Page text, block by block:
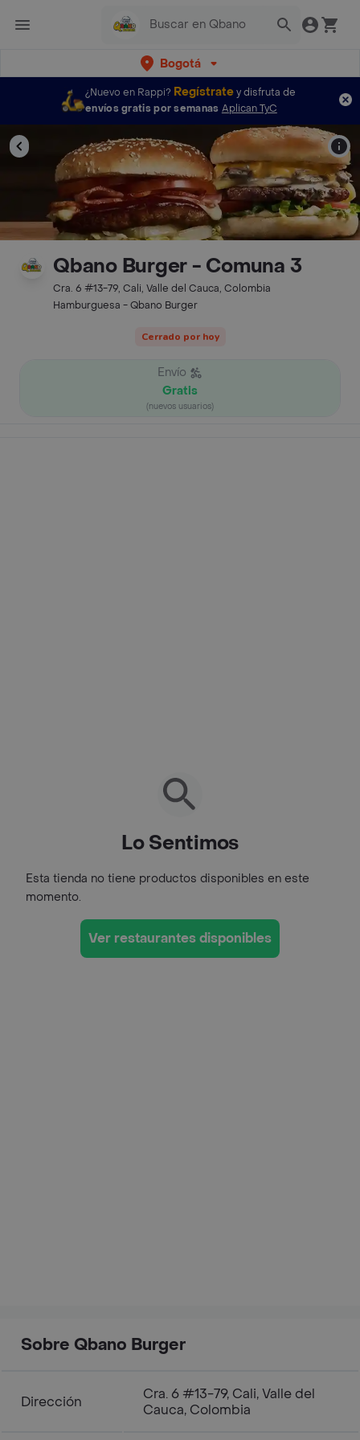
Bogotá
¿Nuevo en Rappi? Regístratey disfruta de
envíos gratis por semanas Aplican TyC
Qbano Burger - Comuna 3
Cra. 6 #13-79, Cali, Valle del Cauca, Colombia
Hamburguesa - Qbano Burger
Cerrado por hoy
Envío
Gratis
(nuevos usuarios)
Lo Sentimos
Esta tienda no tiene productos disponibles en este
momento.
Ver restaurantes disponibles
Sobre Qbano Burger
Dirección
Cra. 6 #13-79, Cali, Valle del
Cauca, Colombia